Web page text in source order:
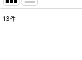
13件